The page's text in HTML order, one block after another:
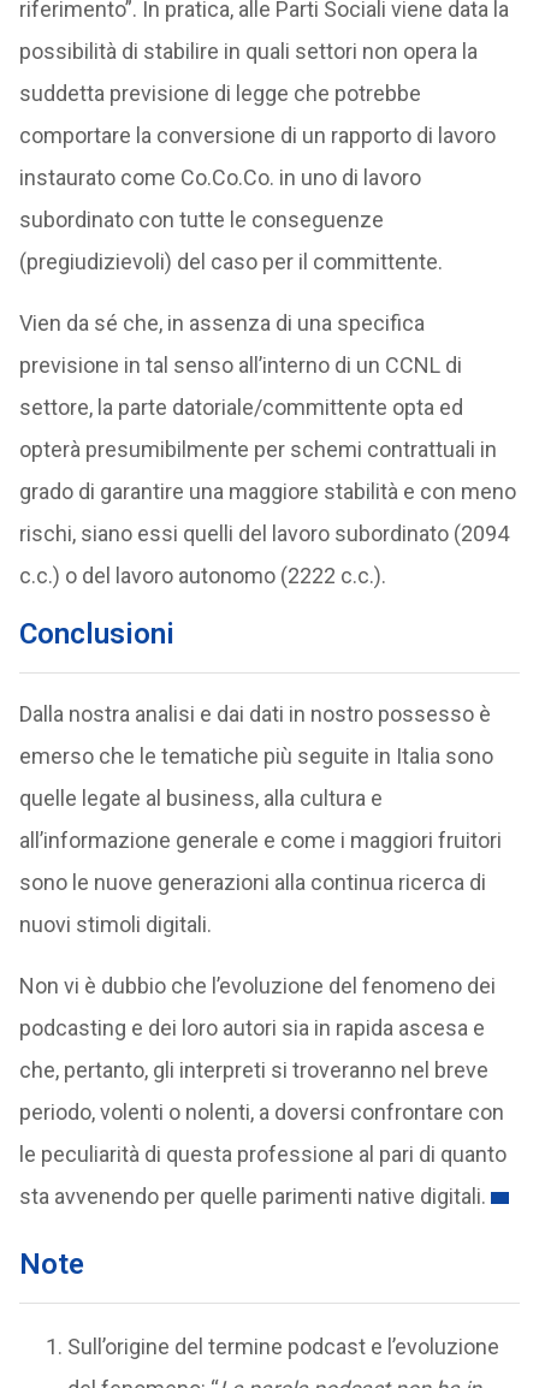
riferimento”. In pratica, alle Parti Sociali viene data la
possibilità di stabilire in quali settori non opera la
suddetta previsione di legge che potrebbe
comportare la conversione di un rapporto di lavoro
instaurato come Co.Co.Co. in uno di lavoro
subordinato con tutte le conseguenze
(pregiudizievoli) del caso per il committente.
Vien da sé che, in assenza di una specifica
previsione in tal senso all’interno di un CCNL di
settore, la parte datoriale/committente opta ed
opterà presumibilmente per schemi contrattuali in
grado di garantire una maggiore stabilità e con meno
rischi, siano essi quelli del lavoro subordinato (2094
c.c.) o del lavoro autonomo (2222 c.c.).
Conclusioni
Dalla nostra analisi e dai dati in nostro possesso è
emerso che le tematiche più seguite in Italia sono
quelle legate al business, alla cultura e
all’informazione generale e come i maggiori fruitori
sono le nuove generazioni alla continua ricerca di
nuovi stimoli digitali.
Non vi è dubbio che l’evoluzione del fenomeno dei
podcasting e dei loro autori sia in rapida ascesa e
che, pertanto, gli interpreti si troveranno nel breve
periodo, volenti o nolenti, a doversi confrontare con
le peculiarità di questa professione al pari di quanto
sta avvenendo per quelle parimenti native digitali.
Note
Sull’origine del termine podcast e l’evoluzione